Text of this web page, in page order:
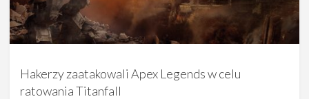
Hakerzy zaatakowali Apex Legends w celu
ratowania Titanfall